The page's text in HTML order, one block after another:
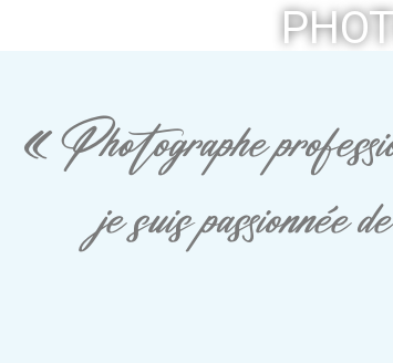
« Photographe
je suis passionnée